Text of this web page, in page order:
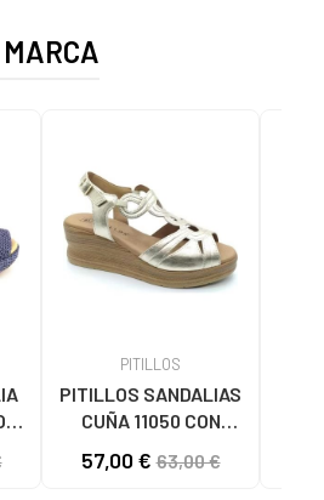
PITILLOS
PITILLOS SANDALIAS
CUÑA 11050 CON
ORO DORADO
57,00 €63,00 €